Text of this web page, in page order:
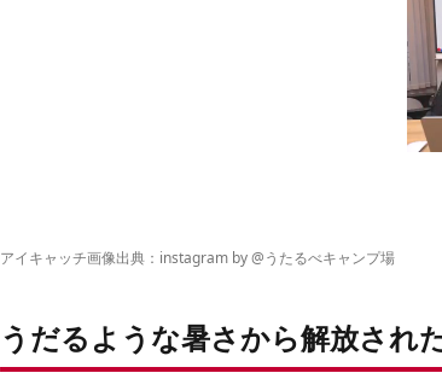
アイキャッチ画像出典：instagram by @うたるべキャンプ場
うだるような暑さから解放され